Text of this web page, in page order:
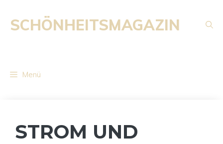
Inhalt
springen
SCHÖNHEITSMAGAZIN
Menü
STROM UND